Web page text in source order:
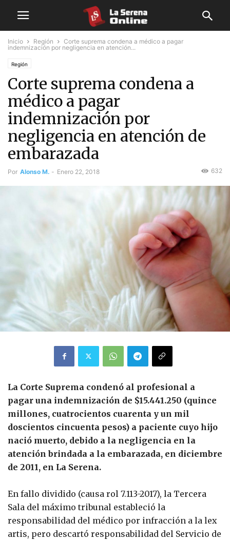
Inicio Región
Corte suprema condena a médico a pagar
indemnización por negligencia en atención...
Región
Corte suprema condena a
médico a pagar
indemnización por
negligencia en atención de
embarazada
Por Alonso M. - Enero 22, 2018 632
La Corte Suprema condenó al profesional a
pagar una indemnización de $15.441.250 (quince
millones, cuatrocientos cuarenta y un mil
doscientos cincuenta pesos) a paciente cuyo hijo
nació muerto, debido a la negligencia en la
atención brindada a la embarazada, en diciembre
de 2011, en La Serena.
En fallo dividido (causa rol 7.113-2017), la Tercera
Sala del máximo tribunal estableció la
responsabilidad del médico por infracción a la lex
artis, pero descartó responsabilidad del Servicio de